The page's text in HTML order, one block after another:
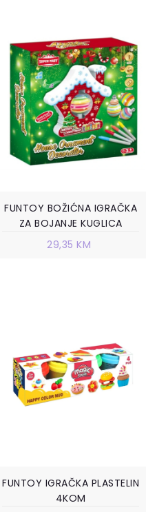
FUNTOY BOŽIĆNA IGRAČKA
ZA BOJANJE KUGLICA
29,35 KM
FUNTOY IGRAČKA PLASTELIN
4KOM